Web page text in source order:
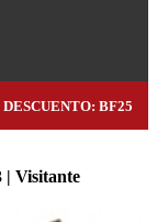
BF25
| Visitante